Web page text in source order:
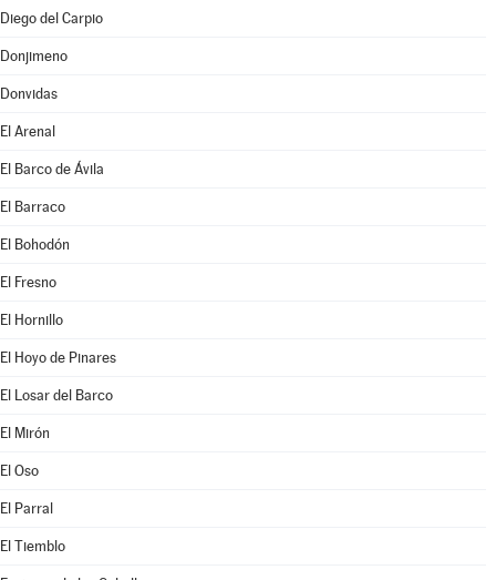
Diego del Carpio
Donjimeno
Donvidas
El Arenal
El Barco de Ávila
El Barraco
El Bohodón
El Fresno
El Hornillo
El Hoyo de Pinares
El Losar del Barco
El Mirón
El Oso
El Parral
El Tiemblo